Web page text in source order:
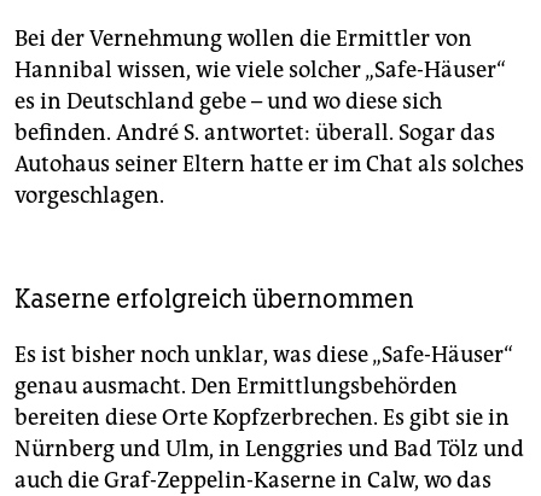
Bei der Vernehmung wollen die Ermittler von
Hannibal wissen, wie viele solcher „Safe-Häuser“
es in Deutschland gebe – und wo diese sich
befinden. André S. antwortet: überall. Sogar das
Autohaus seiner Eltern hatte er im Chat als solches
vorgeschlagen.
Kaserne erfolgreich übernommen
Es ist bisher noch unklar, was diese „Safe-Häuser“
genau ausmacht. Den Ermittlungsbehörden
bereiten diese Orte Kopfzerbrechen. Es gibt sie in
Nürnberg und Ulm, in Lenggries und Bad Tölz und
auch die Graf-Zeppelin-Kaserne in Calw, wo das